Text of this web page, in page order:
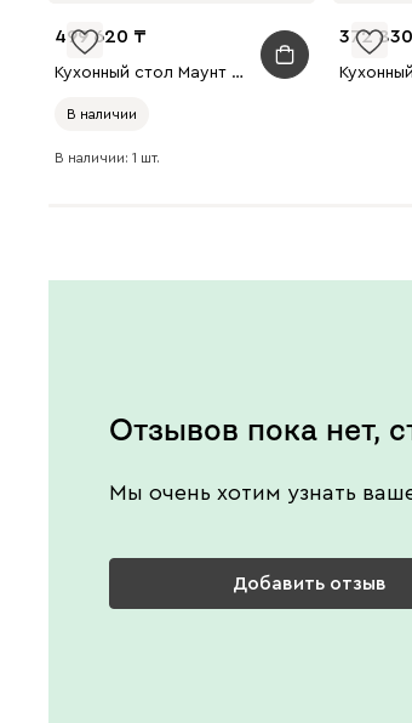
499 620
Кухонный стол Маунт 180x90 Ясень Черный
В наличии
В наличии: 1 шт.
372 830
Отзывов пока нет,
Мы очень хотим узнать
Добавить отзыв